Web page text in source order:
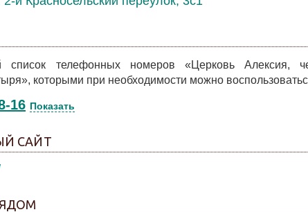
список телефонных номеров «Церковь Алексия,
которыми при необходимости можно
16 Показать
САЙТ